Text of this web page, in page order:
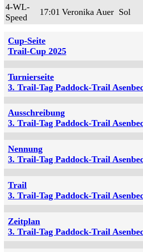
4-WL-
Speed
17:01 Veronika Auer Sol
Cup-Seite
Trail-Cup 2025
Turnierseite
3. Trail-Tag Paddock-Trail
Ausschreibung
3. Trail-Tag Paddock-Trail
Nennung
3. Trail-Tag Paddock-Trail
Trail
3. Trail-Tag Paddock-Trail
Zeitplan
3. Trail-Tag Paddock-Trail